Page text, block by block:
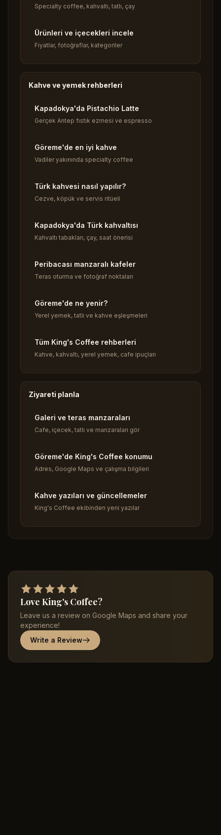
Specialty coffee, kahvaltı, tatlı, çay
Ürünleri ve içecekleri incele
Fiyatlar, fotoğraflar, kategoriler
Kahve ve yemek rehberleri
Kapadokya'da Pistachio Latte
Gerçek Antep fıstık ezmesi ve espresso
Göreme'de en iyi kahve
Vadiler yakınında specialty coffee
Türk kahvesi nasıl yapılır?
Cezve, köpük ve servis ritüeli
Kapadokya'da Türk kahvaltısı
Kahvaltı tabakları, çay, saat önerisi
Peribacası manzaralı kafeler
Teras oturma ve fotoğraf noktaları
Göreme'de ne yenir?
Yerel yemek, tatlı ve kahve eşleşmeleri
Tüm King's Coffee rehberleri
Kahve, kahvaltı, yerel yemek, cafe ipuçları
Ziyareti planla
Galeri ve teras manzaraları
Cafe, içecek, tatlı ve manzaraları gör
Göreme'de King's Coffee konumu
Adres, Google Maps ve çalışma bilgileri
Kahve yazıları ve güncellemeler
King's Coffee ekibinden yeni yazılar
Love King's Coffee?
Leave us a review on Google Maps and share your
experience!
Write a Review